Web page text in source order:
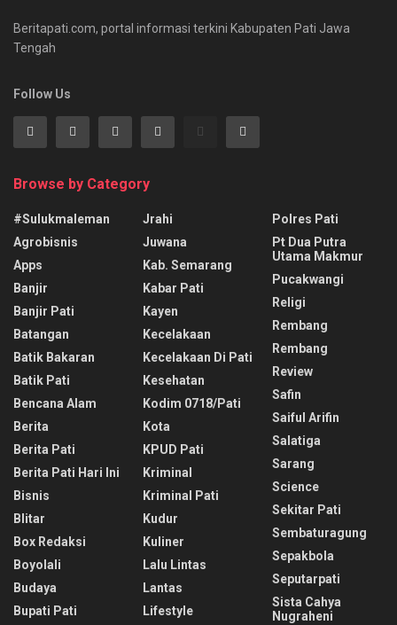
Beritapati.com, portal informasi terkini Kabupaten Pati Jawa
Tengah
Follow Us
Browse by Category
#sulukmaleman
Agrobisnis
Apps
Banjir
Banjir Pati
Batangan
Batik Bakaran
Batik Pati
Bencana Alam
Berita
Berita Pati
Berita Pati Hari Ini
Bisnis
Blitar
Box Redaksi
Boyolali
Budaya
Bupati Pati
Jrahi
Juwana
Kab. Semarang
Kabar Pati
Kayen
Kecelakaan
Kecelakaan Di Pati
Kesehatan
Kodim 0718/pati
Kota
KPUD Pati
Kriminal
Kriminal Pati
Kudur
Kuliner
Lalu Lintas
Lantas
Lifestyle
Polres Pati
Pt Dua Putra
Utama Makmur
Pucakwangi
Religi
Rembang
Rembang
Review
Safin
Saiful Arifin
Salatiga
Sarang
Science
Sekitar Pati
Sembaturagung
Sepakbola
Seputarpati
Sista Cahya
Nugraheni